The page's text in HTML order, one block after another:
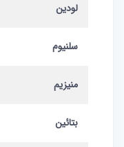
لودین
سلنیوم
منیزیم
بتائین